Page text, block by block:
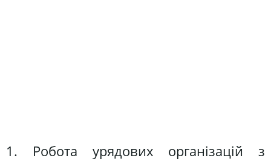
1. Робота урядових організацій з